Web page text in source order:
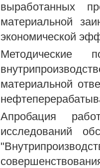
выработанных
материальной
экономической
Методические
материальной
Апробация
исследований